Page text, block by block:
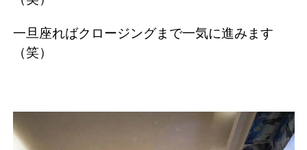
一旦座ればクロージングまで一気に進みます
（笑）